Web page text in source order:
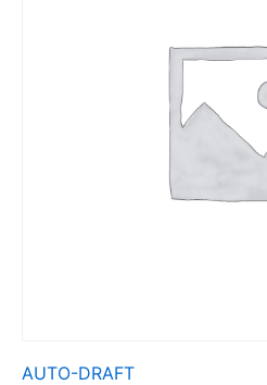
AUTO-DRAFT